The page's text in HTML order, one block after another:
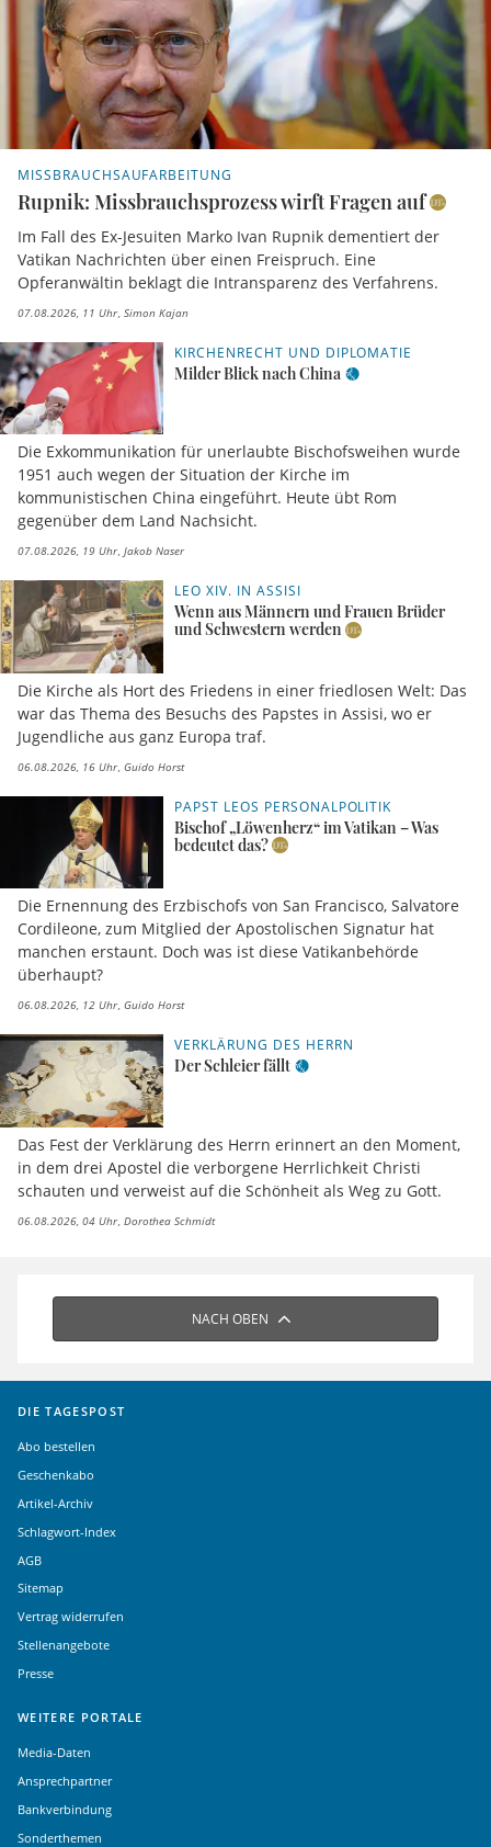
MISSBRAUCHSAUFARBEITUNG
Rupnik: Missbrauchsprozess wirft Fragen auf
Im Fall des Ex-Jesuiten Marko Ivan Rupnik dementiert der
Vatikan Nachrichten über einen Freispruch. Eine
Opferanwältin beklagt die Intransparenz des Verfahrens.
07.08.2026, 11 Uhr Simon Kajan
KIRCHENRECHT UND DIPLOMATIE
Milder Blick nach China
Die Exkommunikation für unerlaubte Bischofsweihen wurde
1951 auch wegen der Situation der Kirche im
kommunistischen China eingeführt. Heute übt Rom
gegenüber dem Land Nachsicht.
07.08.2026, 19 Uhr Jakob Naser
LEO XIV. IN ASSISI
Wenn aus Männern und Frauen Brüder
und Schwestern werden
Die Kirche als Hort des Friedens in einer friedlosen Welt: Das
war das Thema des Besuchs des Papstes in Assisi, wo er
Jugendliche aus ganz Europa traf.
06.08.2026, 16 Uhr Guido Horst
PAPST LEOS PERSONALPOLITIK
Bischof „Löwenherz“ im Vatikan – Was
bedeutet das?
Die Ernennung des Erzbischofs von San Francisco, Salvatore
Cordileone, zum Mitglied der Apostolischen Signatur hat
manchen erstaunt. Doch was ist diese Vatikanbehörde
überhaupt?
06.08.2026, 12 Uhr Guido Horst
VERKLÄRUNG DES HERRN
Der Schleier fällt
Das Fest der Verklärung des Herrn erinnert an den Moment,
in dem drei Apostel die verborgene Herrlichkeit Christi
schauten und verweist auf die Schönheit als Weg zu Gott.
06.08.2026, 04 Uhr Dorothea Schmidt
NACH OBEN
DIE TAGESPOST
Abo bestellen
Geschenkabo
Artikel-Archiv
Schlagwort-Index
AGB
Sitemap
Vertrag widerrufen
Stellenangebote
Presse
WEITERE PORTALE
Media-Daten
Ansprechpartner
Bankverbindung
Sonderthemen